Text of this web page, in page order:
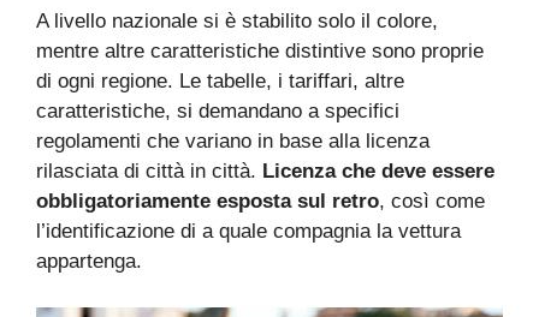
A livello nazionale si è stabilito solo il colore,
mentre altre caratteristiche distintive sono proprie
di ogni regione. Le tabelle, i tariffari, altre
caratteristiche, si demandano a specifici
regolamenti che variano in base alla licenza
rilasciata di città in città. Licenza che deve essere
obbligatoriamente esposta sul retro, così come
l’identificazione di a quale compagnia la vettura
appartenga.